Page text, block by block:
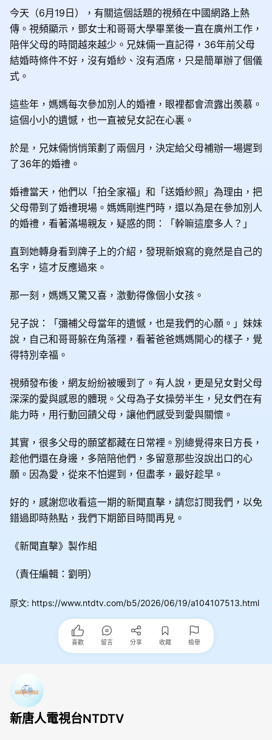
今天（6月19日），有關這個話題的視頻在中國網路上熱
傳。視頻顯示，鄧女士和哥哥大學畢業後一直在廣州工作，
陪伴父母的時間越來越少。兄妹倆一直記得，36年前父母
結婚時條件不好，沒有婚紗、沒有酒席，只是簡單辦了個儀
式。
這些年，媽媽每次參加別人的婚禮，眼裡都會流露出羨慕。
這個小小的遺憾，也一直被兒女記在心裏。
於是，兄妹倆悄悄策劃了兩個月，決定給父母補辦一場遲到
了36年的婚禮。
婚禮當天，他們以「拍全家福」和「送婚紗照」為理由，把
父母帶到了婚禮現場。媽媽剛進門時，還以為是在參加別人
的婚禮，看著滿場親友，疑惑的問：「幹嘛這麼多人？」
直到她轉身看到牌子上的介紹，發現新娘寫的竟然是自己的
名字，這才反應過來。
那一刻，媽媽又驚又喜，激動得像個小女孩。
兒子說：「彌補父母當年的遺憾，也是我們的心願。」妹妹
說，自己和哥哥躲在角落裡，看著爸爸媽媽開心的樣子，覺
得特別幸福。
視頻發布後，網友紛紛被暖到了。有人說，更是兒女對父母
深深的愛與感恩的體現。父母為子女操勞半生，兒女們在有
能力時，用行動回饋父母，讓他們感受到愛與關懷。
其實，很多父母的願望都藏在日常裡。別總覺得來日方長，
趁他們還在身邊，多陪陪他們，多留意那些沒說出口的心
願。因為愛，從來不怕遲到，但盡孝，最好趁早。
好的，感謝您收看這一期的新聞直擊，請您訂閱我們，以免
錯過即時熱點，我們下期節目時間再見。
《新聞直擊》製作組
（責任編輯：劉明）
原文: https://www.ntdtv.com/b5/2026/06/19/a104107513.html
喜歡 留言 分享 收藏 檢舉
新唐人電視台NTDTV